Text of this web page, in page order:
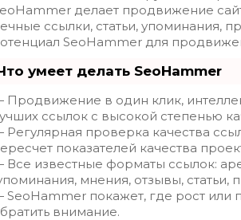
делает продвижение
ссылки, статьи, упоминания,
SeoHammer для
умеет делать SeoHammer
Продвижение в один клик,
ссылок с высокой степенью
Регулярная проверка качества
показателей качества
Все известные форматы ссылок:
мнения, отзывы, статьи,
SeoHammer покажет, где рост или
внимание.